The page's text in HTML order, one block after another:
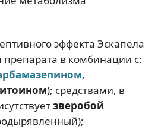
эффекта Эскапела
препарата в комбинации с:
,
); средствами, в
зверобой